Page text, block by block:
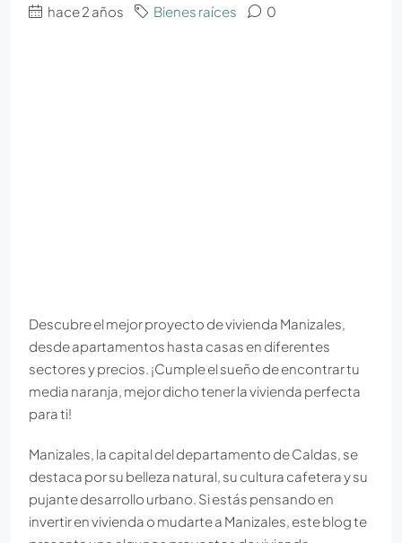
hace 2 años Bienes raíces 0
Descubre el mejor proyecto de vivienda Manizales,
desde apartamentos hasta casas en diferentes
sectores y precios. ¡Cumple el sueño de encontrar tu
media naranja, mejor dicho tener la vivienda perfecta
para ti!
Manizales, la capital del departamento de Caldas, se
destaca por su belleza natural, su cultura cafetera y su
pujante desarrollo urbano. Si estás pensando en
invertir en vivienda o mudarte a Manizales, este blog te